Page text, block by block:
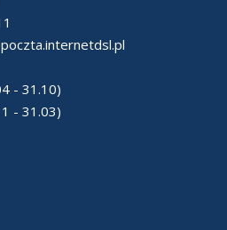
- 31.10)
- 31.03)